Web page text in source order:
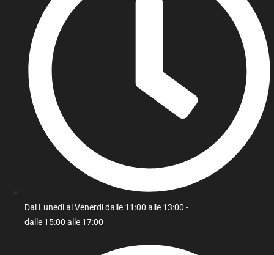
Dal Lunedi al Venerdì dalle 11:00 alle 13:00 -
dalle 15:00 alle 17:00